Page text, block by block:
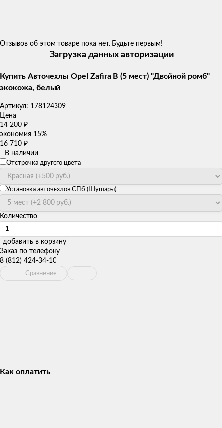
Отзывов об этом товаре пока нет. Будьте первым!
Загрузка данных авторизации
Купить Авточехлы Opel Zafira В (5 мест) "Двойной ромб"
экокожа, белый
Артикул: 178124309
Цена
14 200 ₽
экономия 15%
16 710 ₽
В наличии
Отстрочка другого цвета
Установка авточехлов СПб (Шушары)
Количество
добавить в корзину
Заказ по телефону
8 (812) 424-34-10
Сравнение
Как оплатить